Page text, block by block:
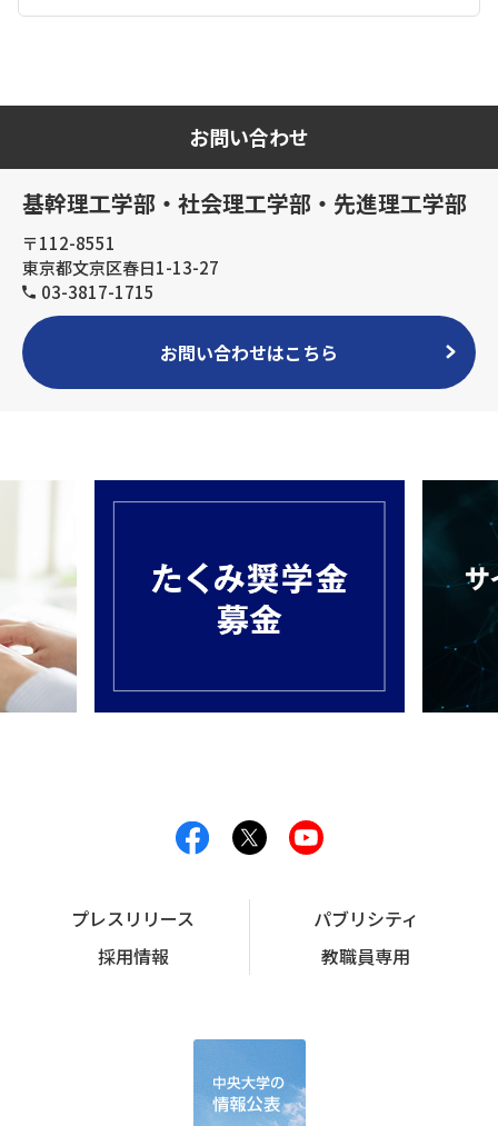
お問い合わせ
基幹理工学部・社会理工学部・先進理工学部
〒112-8551
東京都文京区春日1-13-27
03-3817-1715
お問い合わせはこちら
プレスリリース
パブリシティ
採用情報
教職員専用